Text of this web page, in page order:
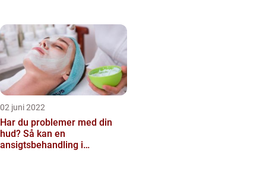
02 juni 2022
Har du problemer med din
hud? Så kan en
ansigtsbehandling i